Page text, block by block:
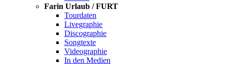
Farin Urlaub / FURT
Tourdaten
Livegraphie
Discographie
Songtexte
Videographie
In den Medien